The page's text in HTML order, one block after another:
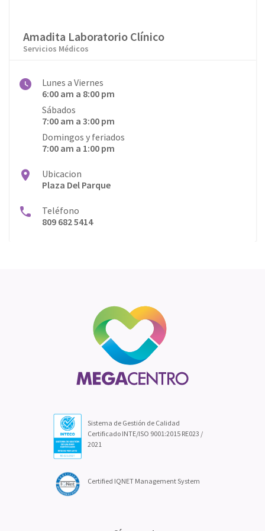
Amadita Laboratorio Clínico
Servicios Médicos
Lunes a Viernes
6:00 am a 8:00 pm
Sábados
7:00 am a 3:00 pm
Domingos y feriados
7:00 am a 1:00 pm
Ubicacion
Plaza Del Parque
Teléfono
809 682 5414
Sistema de Gestión de Calidad
Certificado INTE/ISO 9001:2015 RE023 /
2021
Certified IQNET Management System